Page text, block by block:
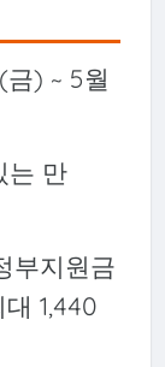
) ~ 5월
는 만
부지원금
1,440